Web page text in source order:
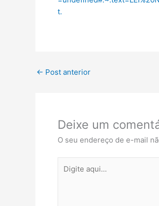
t.
← Post anterior
Deixe um
O seu endereço de e-mail
aqui...